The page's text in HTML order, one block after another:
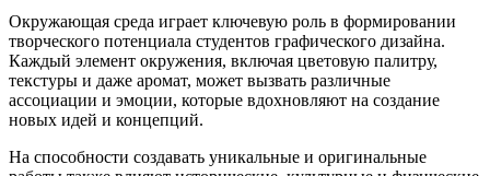
Окружающая среда играет ключевую роль в формировании
творческого потенциала студентов графического дизайна.
Каждый элемент окружения, включая цветовую палитру,
текстуры и даже аромат, может вызвать различные
ассоциации и эмоции, которые вдохновляют на создание
новых идей и концепций.
На способности создавать уникальные и оригинальные